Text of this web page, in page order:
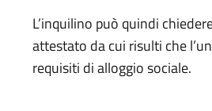
L’inquilino può quindi
attestato da cui risulti che
requisiti di alloggio sociale.